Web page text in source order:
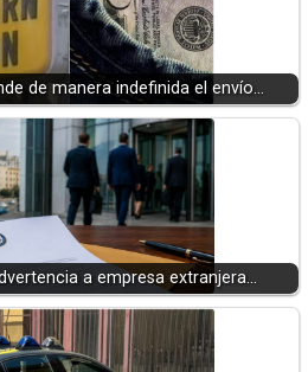
de manera indefinida el envío…
a empresa extranjera…